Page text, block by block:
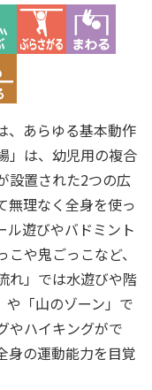
、あらゆる基本動作
」は、幼児用の複合
設置された2つの広
無理なく全身を使っ
ル遊びやバドミント
や鬼ごっこなど、
れ」では水遊びや階
や「山のゾーン」で
やハイキングがで
身の運動能力を目覚